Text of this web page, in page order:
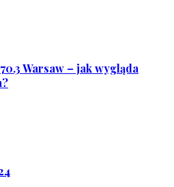
Warsaw – jak wygląda